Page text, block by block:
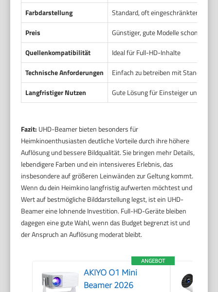
Farbdarstellung
Standard, oft eingeschränkter
Preis
Günstiger, gute Modelle schon ab
Quellenkompatibilität
Ideal für Full-HD-Inhalte
Technische Anforderungen
Einfach zu betreiben mit
Langfristiger Nutzen
Gute Lösung für Einsteiger und
Fazit: UHD-Beamer bieten besonders für
Heimkinoenthusiasten deutliche Vorteile durch ihre höhere
Auflösung und bessere Bildqualität. Sie bringen mehr Details,
lebendigere Farben und ein intensiveres Erlebnis, das
insbesondere auf größeren Leinwänden zur Geltung kommt.
Wenn du dein Heimkino langfristig aufwerten möchtest und
Wert auf bestmögliche Bilddarstellung legst, ist ein UHD-
Beamer eine lohnende Investition. Full-HD-Geräte bleiben
dagegen eine gute Wahl, wenn das Budget begrenzt ist und
der Anspruch an Auflösung moderat bleibt.
ANGEBOT
AKIYO O1 Mini
Beamer 2026